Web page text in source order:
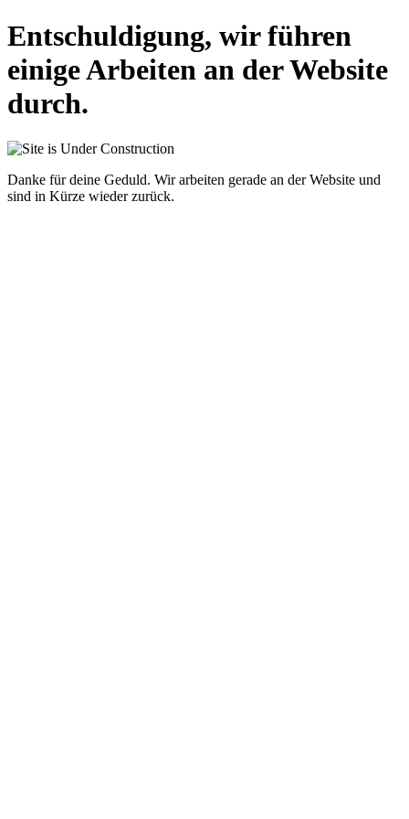
Entschuldigung, wir führen
einige Arbeiten an der Website
durch.
Danke für deine Geduld. Wir arbeiten gerade an der Website und
sind in Kürze wieder zurück.